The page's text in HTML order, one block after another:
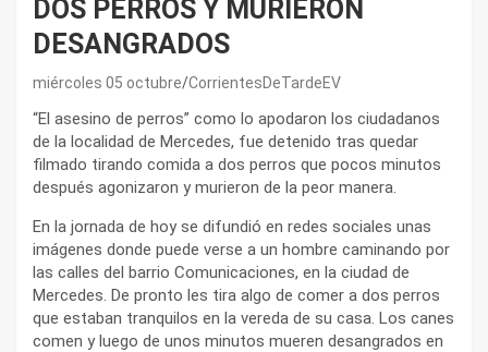
DOS PERROS Y MURIERON
DESANGRADOS
miércoles 05 octubre CorrientesDeTardeEV
“El asesino de perros” como lo apodaron los ciudadanos
de la localidad de Mercedes, fue detenido tras quedar
filmado tirando comida a dos perros que pocos minutos
después agonizaron y murieron de la peor manera.
En la jornada de hoy se difundió en redes sociales unas
imágenes donde puede verse a un hombre caminando por
las calles del barrio Comunicaciones, en la ciudad de
Mercedes. De pronto les tira algo de comer a dos perros
que estaban tranquilos en la vereda de su casa. Los canes
comen y luego de unos minutos mueren desangrados en